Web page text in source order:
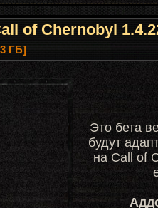
of Chernobyl
ГБ]
Это бета
будут
на Call of